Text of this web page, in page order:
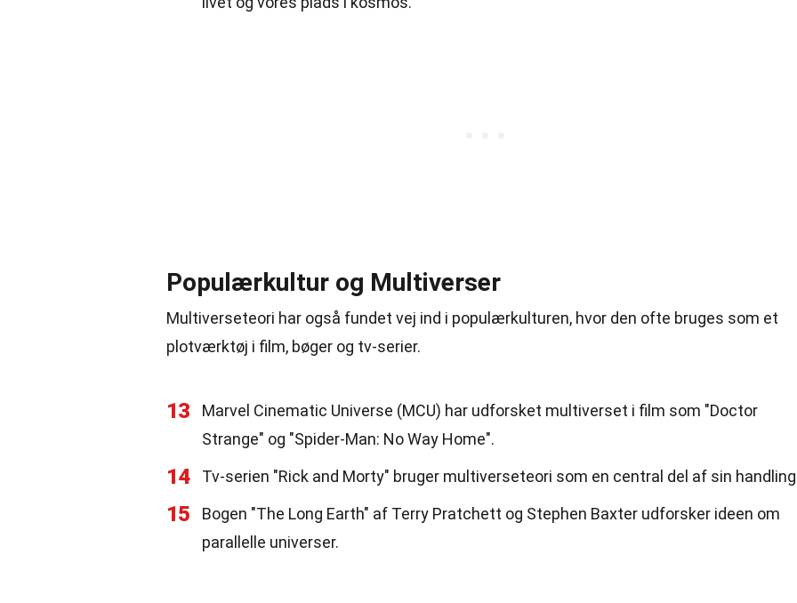
Populærkultur og Multiverser
Multiverseteori har også fundet vej ind i populærkulturen, hvor den ofte bruges som et
plotværktøj i film, bøger og tv-serier.
13
Marvel Cinematic Universe (MCU) har udforsket multiverset i film som "Doctor
Strange" og "Spider-Man: No Way Home".
14 Tv-serien "Rick and Morty" bruger multiverseteori som en central del af sin
15
Bogen "The Long Earth" af Terry Pratchett og Stephen Baxter udforsker ideen om
parallelle universer.